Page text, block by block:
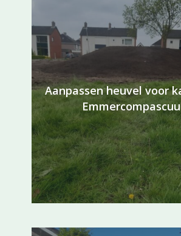
Aanpassen heuvel voor